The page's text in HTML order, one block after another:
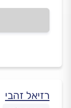
רזיאל זהבי